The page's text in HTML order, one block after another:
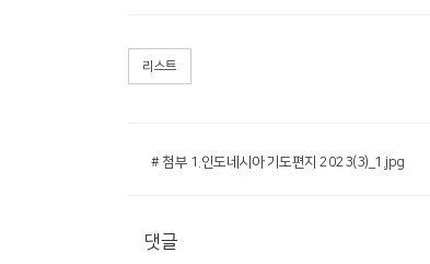
리스트
# 첨부 1.인도네시아 기도편지 2023(3)_1.jpg
댓글